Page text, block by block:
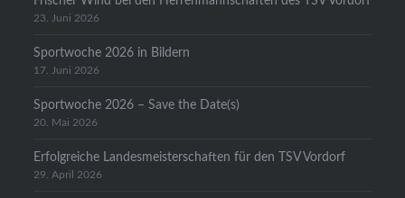
23. Juni 2026
Sportwoche 2026 in Bildern
17. Juni 2026
Sportwoche 2026 – Save the Date(s)
20. Mai 2026
Erfolgreiche Landesmeisterschaften für den TSV Vordorf
29. April 2026